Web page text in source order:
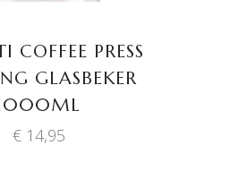
COFFEE PRESS
GLASBEKER
€14,95